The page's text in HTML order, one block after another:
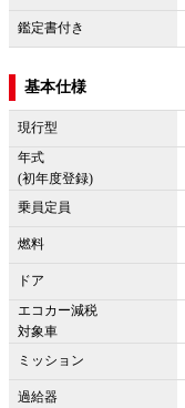
鑑定書付き
基本仕様
現行型
年式
(初年度登録)
乗員定員
燃料
ドア
エコカー減税
対象車
ミッション
過給器